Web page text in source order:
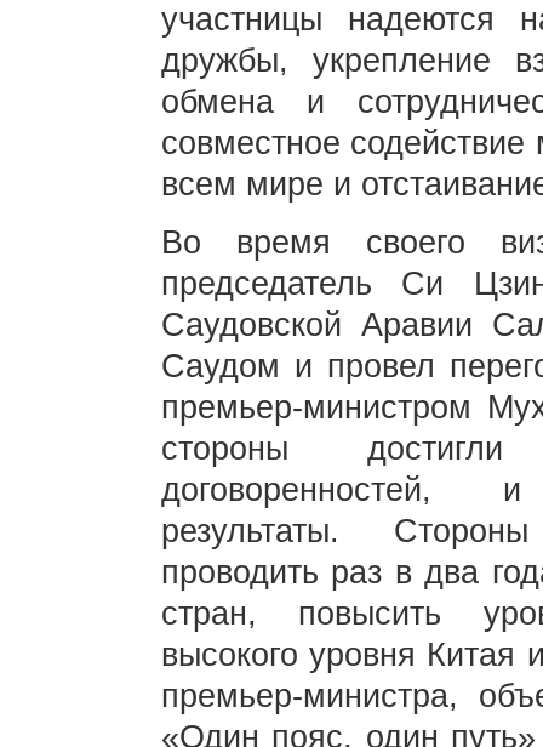
участницы надеются
дружбы, укрепление
обмена и
совместное
всем мире и
Во время своего
председатель Си
Саудовской Аравии
Саудом и провел
премьер-министром
стороны
договоренностей,
результаты.
проводить раз в два
стран, повысить
высокого уровня Китая
премьер-министра,
«Один пояс, один